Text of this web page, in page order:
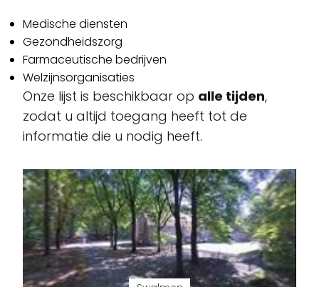
Medische diensten
Gezondheidszorg
Farmaceutische bedrijven
Welzijnsorganisaties
Onze lijst is beschikbaar op alle tijden,
zodat u altijd toegang heeft tot de
informatie die u nodig heeft.